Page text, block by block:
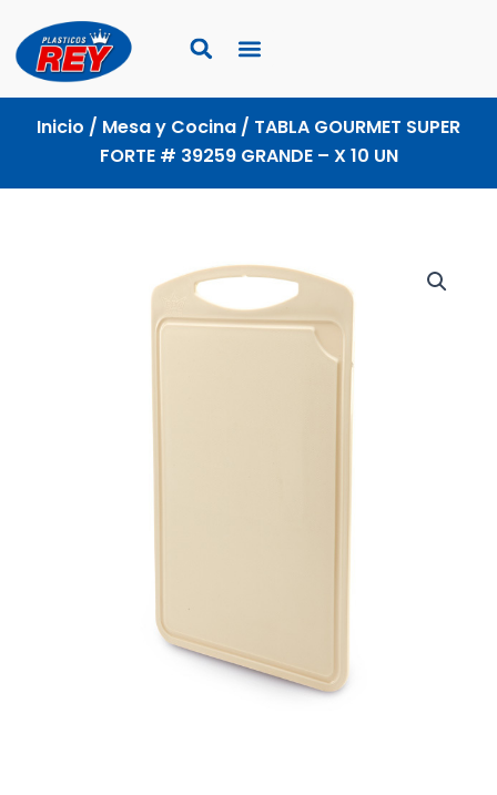
contenido
Inicio / Mesa y Cocina / TABLA GOURMET SUPER
FORTE # 39259 GRANDE – X 10 UN